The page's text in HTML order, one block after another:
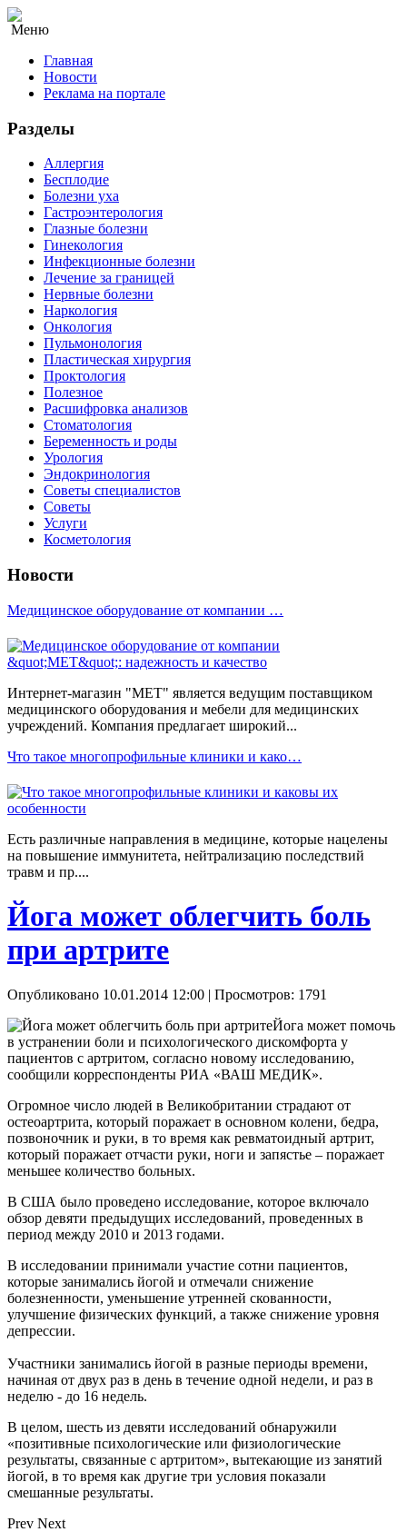
Меню
Главная
Новости
Реклама на портале
Разделы
Аллергия
Бесплодие
Болезни уха
Гастроэнтерология
Глазные болезни
Гинекология
Инфекционные болезни
Лечение за границей
Нервные болезни
Наркология
Онкология
Пульмонология
Пластическая хирургия
Проктология
Полезное
Расшифровка анализов
Стоматология
Беременность и роды
Урология
Эндокринология
Советы специалистов
Советы
Услуги
Косметология
Новости
Медицинское оборудование от компании …
Интернет-магазин "МЕТ" является ведущим поставщиком
медицинского оборудования и мебели для медицинских
учреждений. Компания предлагает широкий...
Что такое многопрофильные клиники и како…
Есть различные направления в медицине, которые нацелены
на повышение иммунитета, нейтрализацию последствий
травм и пр....
Йога может облегчить боль
при артрите
Опубликовано 10.01.2014 12:00 | Просмотров: 1791
Йога может помочь
в устранении боли и психологического дискомфорта у
пациентов с артритом, согласно новому исследованию,
сообщили корреспонденты РИА «ВАШ МЕДИК».
Огромное число людей в Великобритании страдают от
остеоартрита, который поражает в основном колени, бедра,
позвоночник и руки, в то время как ревматоидный артрит,
который поражает отчасти руки, ноги и запястье – поражает
меньшее количество больных.
В США было проведено исследование, которое включало
обзор девяти предыдущих исследований, проведенных в
период между 2010 и 2013 годами.
В исследовании принимали участие сотни пациентов,
которые занимались йогой и отмечали снижение
болезненности, уменьшение утренней скованности,
улучшение физических функций, а также снижение уровня
депрессии.
Участники занимались йогой в разные периоды времени,
начиная от двух раз в день в течение одной недели, и раз в
неделю - до 16 недель.
В целом, шесть из девяти исследований обнаружили
«позитивные психологические или физиологические
результаты, связанные с артритом», вытекающие из занятий
йогой, в то время как другие три условия показали
смешанные результаты.
Prev Next